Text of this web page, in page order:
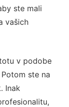
ste mali
vašich
v podobe
ste na
Inak